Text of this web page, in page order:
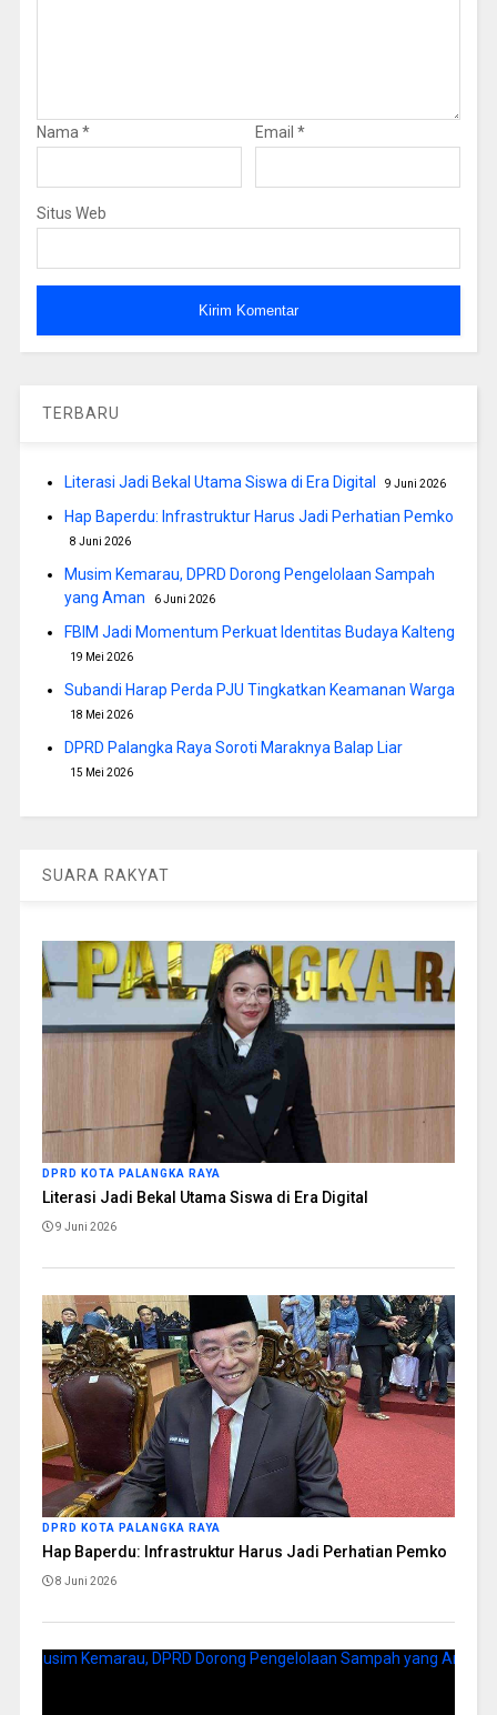
Nama* Email *
Situs Web
TERBARU
Literasi Jadi Bekal Utama Siswa di Era Digital 9 Juni 2026
Hap Baperdu: Infrastruktur Harus Jadi Perhatian Pemko
8 Juni 2026
Musim Kemarau, DPRD Dorong Pengelolaan Sampah
yang Aman
6 Juni 2026
FBIM Jadi Momentum Perkuat Identitas Budaya Kalteng
19 Mei 2026
Subandi Harap Perda PJU Tingkatkan Keamanan Warga
18 Mei 2026
DPRD Palangka Raya Soroti Maraknya Balap Liar
15 Mei 2026
SUARA RAKYAT
DPRD KOTA PALANGKA RAYA
Literasi Jadi Bekal Utama Siswa di Era Digital
9 Juni 2026
DPRD KOTA PALANGKA RAYA
Hap Baperdu: Infrastruktur Harus Jadi Perhatian Pemko
8 Juni 2026